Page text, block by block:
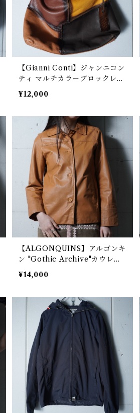
【Gianni Conti】ジャンニコン
ティ マルチカラーブロックレザ
ーショルダーバッグ
¥12,000
【ALGONQUINS】アルゴンキ
ン "Gothic Archive"カウレザ
ージャケット brown
¥14,000